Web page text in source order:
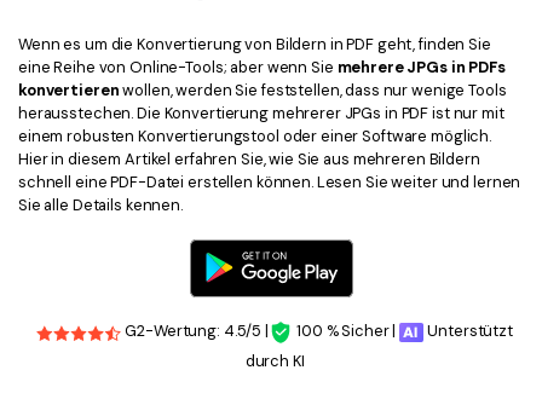
PDF-Daten extrahieren
PDF freigeben
eSign PDFs rechtmäßig Neu
Branchen
Rechtliches
Kontakt zum Support
Was ist NEU
Benutzerhandbuch
PDFelement für Windows
PDFelement für Mac
PDFelement für iOS
PDFelement für Android
Mehr erfahren
Wenn es um die Konvertierung von Bildern in PDF geht, finden Sie
eine Reihe von Online-Tools; aber wenn Sie mehrere JPGs in PDFs
konvertierenwollen, werden Sie feststellen, dass nur wenige Tools
herausstechen. Die Konvertierung mehrerer JPGs in PDF ist nur mit
einem robusten Konvertierungstool oder einer Software möglich.
Hier in diesem Artikel erfahren Sie, wie Sie aus mehreren Bildern
schnell eine PDF-Datei erstellen können. Lesen Sie weiter und lernen
Sie alle Details kennen.
G2-Wertung: 4.5/5 | 100 % Sicher |
Unterstützt
durch KI